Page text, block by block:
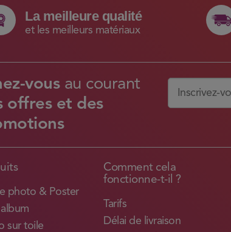
La meilleure qualité
et les meilleurs matériaux
vous au courant
offres et des
photo & Poster
sur toile
Comment cela
fonctionne-t-il ?
Tarifs
Délai de livraison